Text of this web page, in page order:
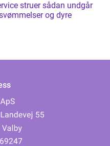
sådan undgår
og dyre